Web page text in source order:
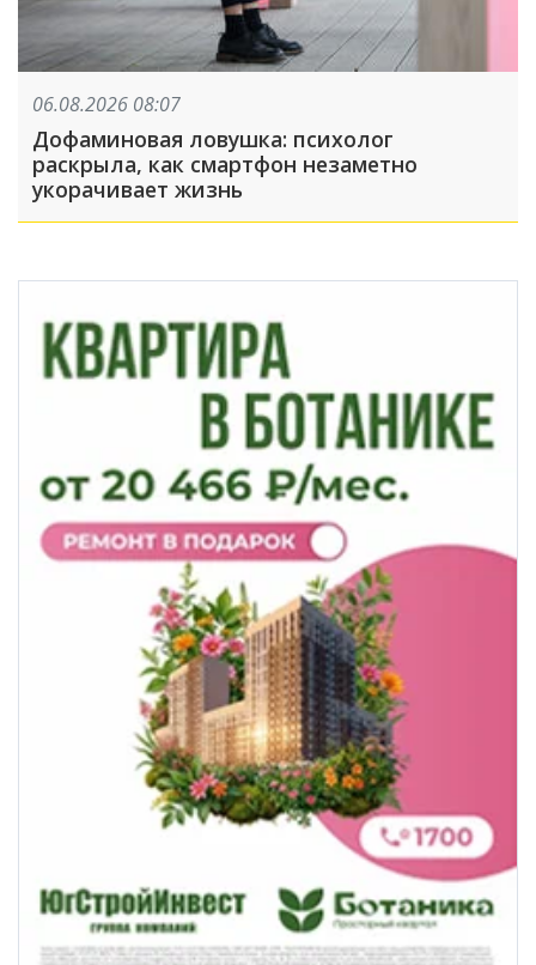
06.08.2026 08:07
Дофаминовая ловушка: психолог
раскрыла, как смартфон незаметно
укорачивает жизнь